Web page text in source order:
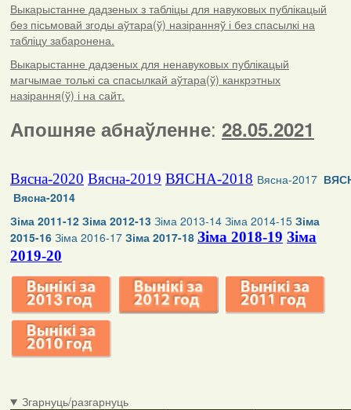
Выкарыстанне дадзеных з табліцы для навуковых публікацый
без пісьмовай згоды аўтара(ў) назіранняў і без спасылкі на
табліцу забаронена.
Выкарыстанне дадзеных для ненавуковых публікацый
магчымае толькі са спасылкай аўтара(ў) канкрэтных
назірання(ў) і на сайт.
Апошняе абнаўленне: 28.05.2021
Вясна-2020 Вясна-2019 ВЯСНА-2018 Вясна-2017
Вясна-2014
Зіма 2011-12 Зіма 2012-13 Зіма 2013-14 Зіма 2014-15 Зіма
2015-16 Зіма 2016-17 Зіма 2017-18 Зіма 2018-19 Зіма
2019-20
Згарнуць/разгарнуць